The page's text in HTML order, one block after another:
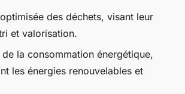
des déchets, visant leur
et valorisation.
de la consommation énergétique,
les énergies renouvelables et